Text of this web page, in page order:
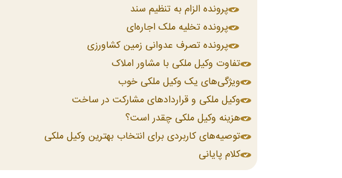
پرونده الزام به تنظیم سند
پرونده تخلیه ملک اجاره‌ای
پرونده تصرف عدوانی زمین کشاورزی
تفاوت وکیل ملکی با مشاور املاک
ویژگی‌های یک وکیل ملکی خوب
وکیل ملکی و قراردادهای مشارکت در ساخت
هزینه وکیل ملکی چقدر است؟
توصیه‌های کاربردی برای انتخاب بهترین وکیل ملکی
کلام پایانی